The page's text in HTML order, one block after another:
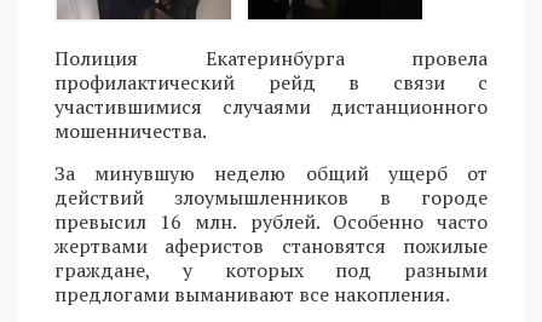
Полиция Екатеринбурга провела
профилактический рейд в связи с
участившимися случаями дистанционного
мошенничества.
За минувшую неделю общий ущерб от
действий злоумышленников в городе
превысил 16 млн. рублей. Особенно часто
жертвами аферистов становятся пожилые
граждане, у которых под разными
предлогами выманивают все накопления.